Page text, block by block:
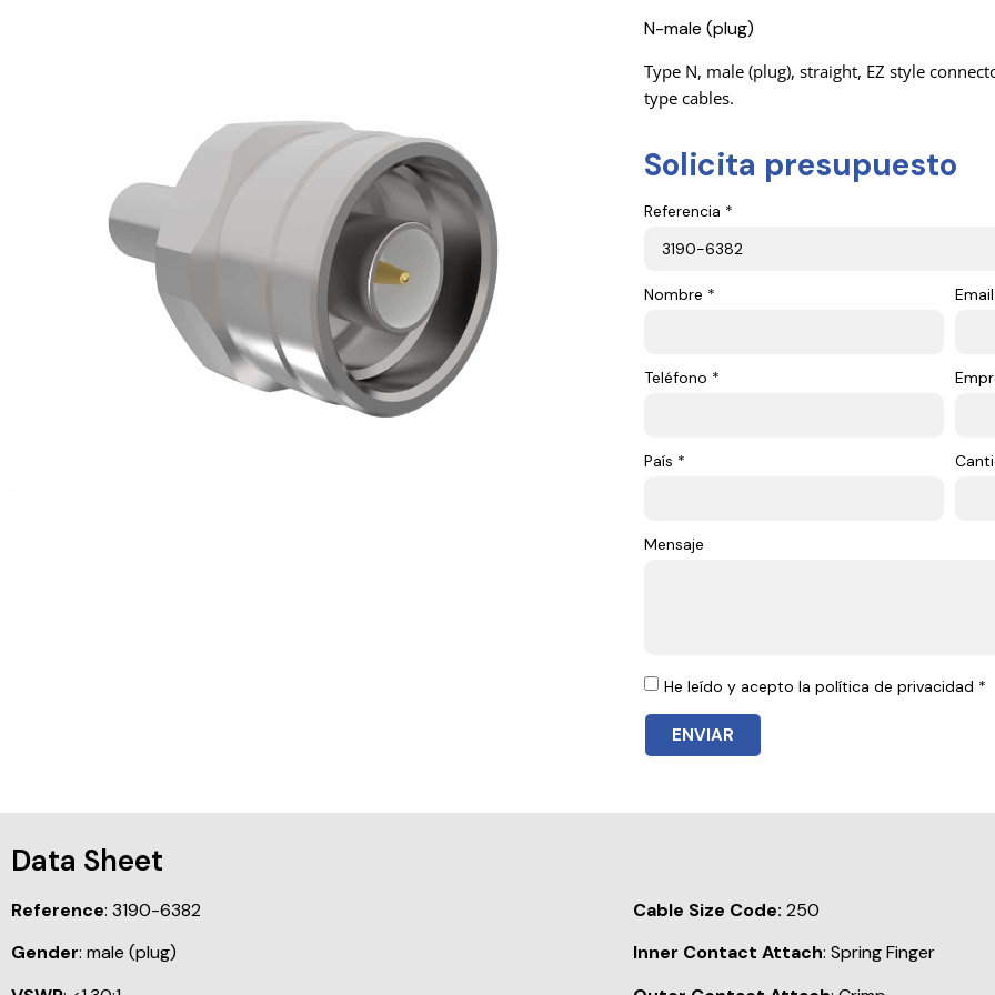
N-male (plug)
Type N, male (plug), straight, EZ style
type cables.
Solicita presupuesto
Referencia *
Nombre *
Teléfono *
País *
Mensaje
He leído y acepto la política de privacidad *
ENVIAR
Data Sheet
Reference: 3190-6382
Gender: male (plug)
Cable Size Code: 250
Inner Contact Attach: Spring Finger